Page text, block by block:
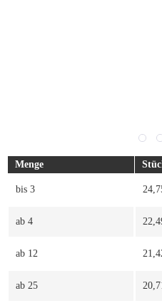
Menge
bis 3
ab 4
ab 12
ab 25